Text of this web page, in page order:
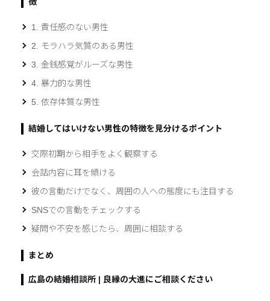
徴
1. 責任感のない男性
2. モラハラ気質のある男性
3. 金銭感覚がルーズな男性
4. 暴力的な男性
5. 依存体質な男性
結婚してはいけない男性の特徴を見分けるポイント
交際初期から相手をよく観察する
会話内容に耳を傾ける
彼の言動だけでなく、周囲の人への態度にも注目する
SNSでの言動をチェックする
疑問や不安を感じたら、周囲に相談する
まとめ
広島の結婚相談所 | 良縁の大進にご相談ください